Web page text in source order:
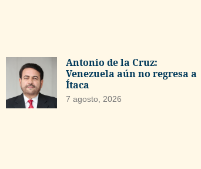
Antonio de la Cruz:
Venezuela aún no regresa a
Ítaca
7 agosto, 2026